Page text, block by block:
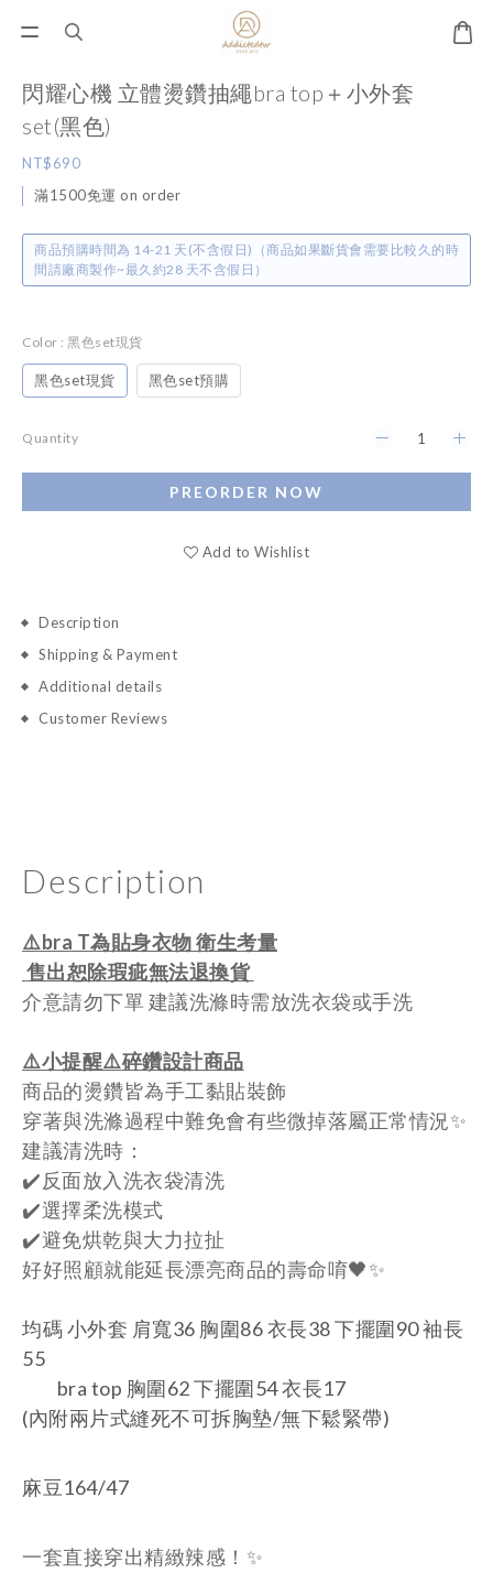
閃耀心機 立體燙鑽抽繩bra top＋小外套
set(黑色)
NT$690
滿1500免運 on order
商品預購時間為 14-21 天(不含假日)（商品如果斷貨會需要比較久的時
間請廠商製作~最久約28 天不含假日）
Color : 黑色set現貨
黑色set現貨 黑色set預購
Quantity
PREORDER NOW
Add to Wishlist
Description
Shipping & Payment
Additional details
Customer Reviews
Description
⚠️bra T為貼身衣物 衛生考量
售出恕除瑕疵無法退換貨
介意請勿下單 建議洗滌時需放洗衣袋或手洗
⚠️小提醒⚠️碎鑽設計商品
商品的燙鑽皆為手工黏貼裝飾
穿著與洗滌過程中難免會有些微掉落屬正常情況✨
建議清洗時：
✔️反面放入洗衣袋清洗
✔️選擇柔洗模式
✔️避免烘乾與大力拉扯
好好照顧就能延長漂亮商品的壽命唷🖤✨
均碼 小外套 肩寬36 胸圍86 衣長38 下擺圍90 袖長
55
bra top 胸圍62下擺圍54 衣長17
(內附兩片式縫死不可拆胸墊/無下鬆緊帶)
麻豆164/47
一套直接穿出精緻辣感！✨